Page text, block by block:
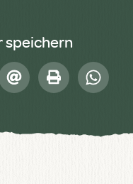
speichern
E-
Mail
Drucken